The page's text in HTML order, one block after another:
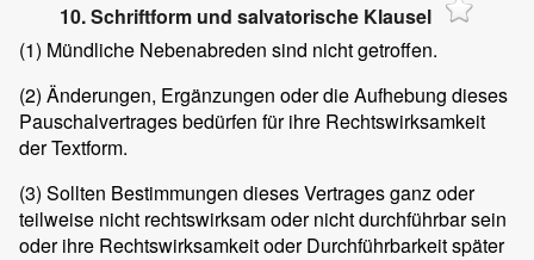
10. Schriftform und salvatorische Klausel
(1) Mündliche Nebenabreden sind nicht getroffen.
(2) Änderungen, Ergänzungen oder die Aufhebung dieses
Pauschalvertrages bedürfen für ihre Rechtswirksamkeit
der Textform.
(3) Sollten Bestimmungen dieses Vertrages ganz oder
teilweise nicht rechtswirksam oder nicht durchführbar sein
oder ihre Rechtswirksamkeit oder Durchführbarkeit später